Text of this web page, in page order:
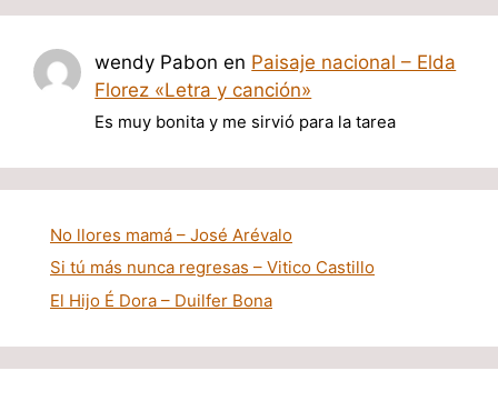
wendy Pabon en Paisaje nacional – Elda
Florez «Letra y canción»
Es muy bonita y me sirvió para la tarea
No llores mamá – José Arévalo
Si tú más nunca regresas – Vitico Castillo
El Hijo É Dora – Duilfer Bona